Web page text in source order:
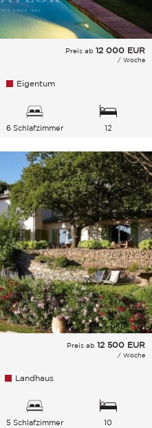
Preis ab 12 000 EUR
/ Woche
Eigentum
6 Schlafzimmer
12
Preis ab 12 500 EUR
/ Woche
Landhaus
5 Schlafzimmer
10